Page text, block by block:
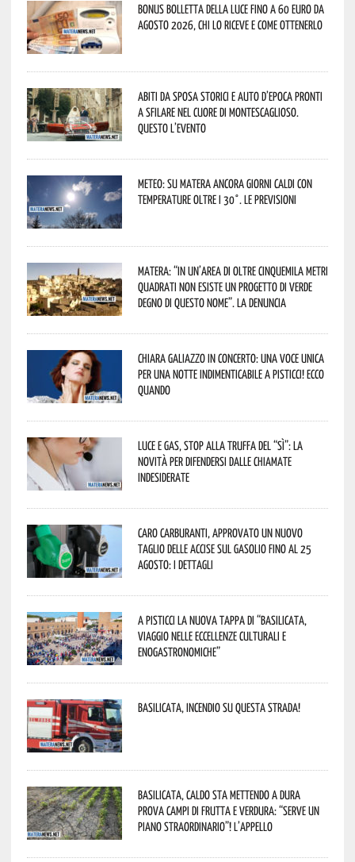
Bonus bolletta della luce fino a 60 euro da
agosto 2026, chi lo riceve e come ottenerlo
Abiti da sposa storici e auto d’epoca pronti
a sfilare nel cuore di Montescaglioso.
Questo l’evento
Meteo: su Matera ancora giorni caldi con
temperature oltre i 30°. Le previsioni
Matera: “In un’area di oltre cinquemila metri
quadrati non esiste un progetto di verde
degno di questo nome”. La denuncia
Chiara Galiazzo in concerto: una voce unica
per una notte indimenticabile a Pisticci! Ecco
quando
Luce e gas, stop alla truffa del “Sì”: la
novità per difendersi dalle chiamate
indesiderate
Caro carburanti, approvato un nuovo
taglio delle accise sul gasolio fino al 25
agosto: i dettagli
A Pisticci la nuova tappa di “Basilicata,
viaggio nelle eccellenze culturali e
enogastronomiche”
Basilicata, incendio su questa strada!
Basilicata, caldo sta mettendo a dura
prova campi di frutta e verdura: “Serve un
piano straordinario”! L’appello